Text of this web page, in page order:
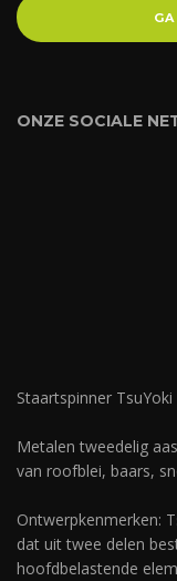
ONZE SOCIALE
Staartspinner TsuYoki
Metalen tweedelig
van roofblei, baars,
Ontwerpkenmerken:
dat uit twee delen
hoofdbelastende